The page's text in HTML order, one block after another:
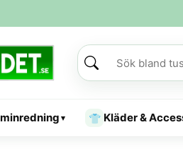
▾ 👕 Kläder &